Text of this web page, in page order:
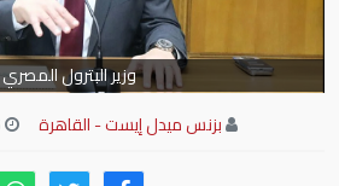
وزير البترول المصري
بزنس ميدل إيست - القاهرة